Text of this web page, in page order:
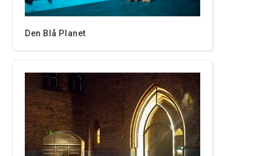
Den Blå Planet